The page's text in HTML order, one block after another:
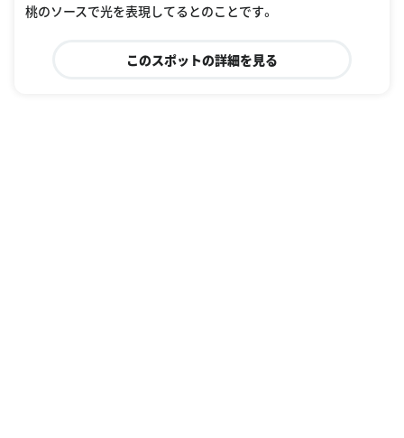
桃のソースで光を表現してるとのことです。
このスポットの詳細を見る